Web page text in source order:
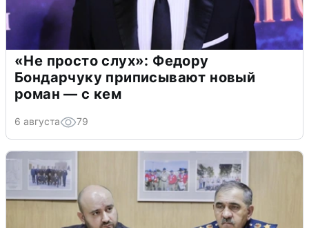
«Не просто слух»: Федору
Бондарчуку приписывают новый
роман — с кем
6 августа 79